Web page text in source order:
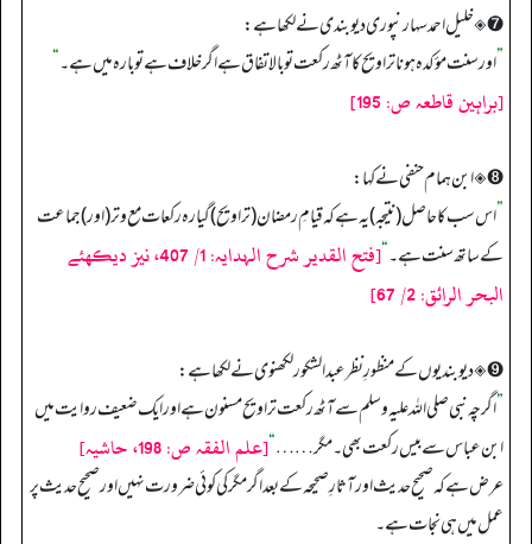
➐ ◈ خلیل احمد سہارنپوری دیوبندی نے لکھا ہے:
”اور سنت مؤکدہ ہونا تراویح کا آٹھ رکعت تو بالاتفاق ہے اگر خلاف ہے تو بارہ میں ہے۔“
[براہین قاطعہ ص: 195]
➑ ◈ ابن ہمام حنفی نے کہا:
”اس سب کا حاصل (نتیجہ) یہ ہے کہ قیامِ رمضان (تراویح) گیارہ رکعات مع وتر (اور) جماعت
کے ساتھ سنت ہے۔“
[فتح القدیر شرح الہدایہ: 1/ 407، نیز دیکھئے
البحر الرائق: 2/ 67]
➒ ◈ دیوبندیوں کے منظورِ نظر عبد الشکور لکھنوی نے لکھا ہے:
”اگرچہ نبی صلی اللہ علیہ وسلم سے آٹھ رکعت تراویح مسنون ہے اور ایک ضعیف روایت میں
ابن عباس سے بیس رکعت بھی۔ مگر……“[علم الفقہ ص: 198، حاشیہ]
عرض ہے کہ صحیح حدیث اور آثارِ صحیحہ کے بعد اگر مگر کی کوئی ضرورت نہیں اور صحیح حدیث پر
عمل میں ہی نجات ہے۔